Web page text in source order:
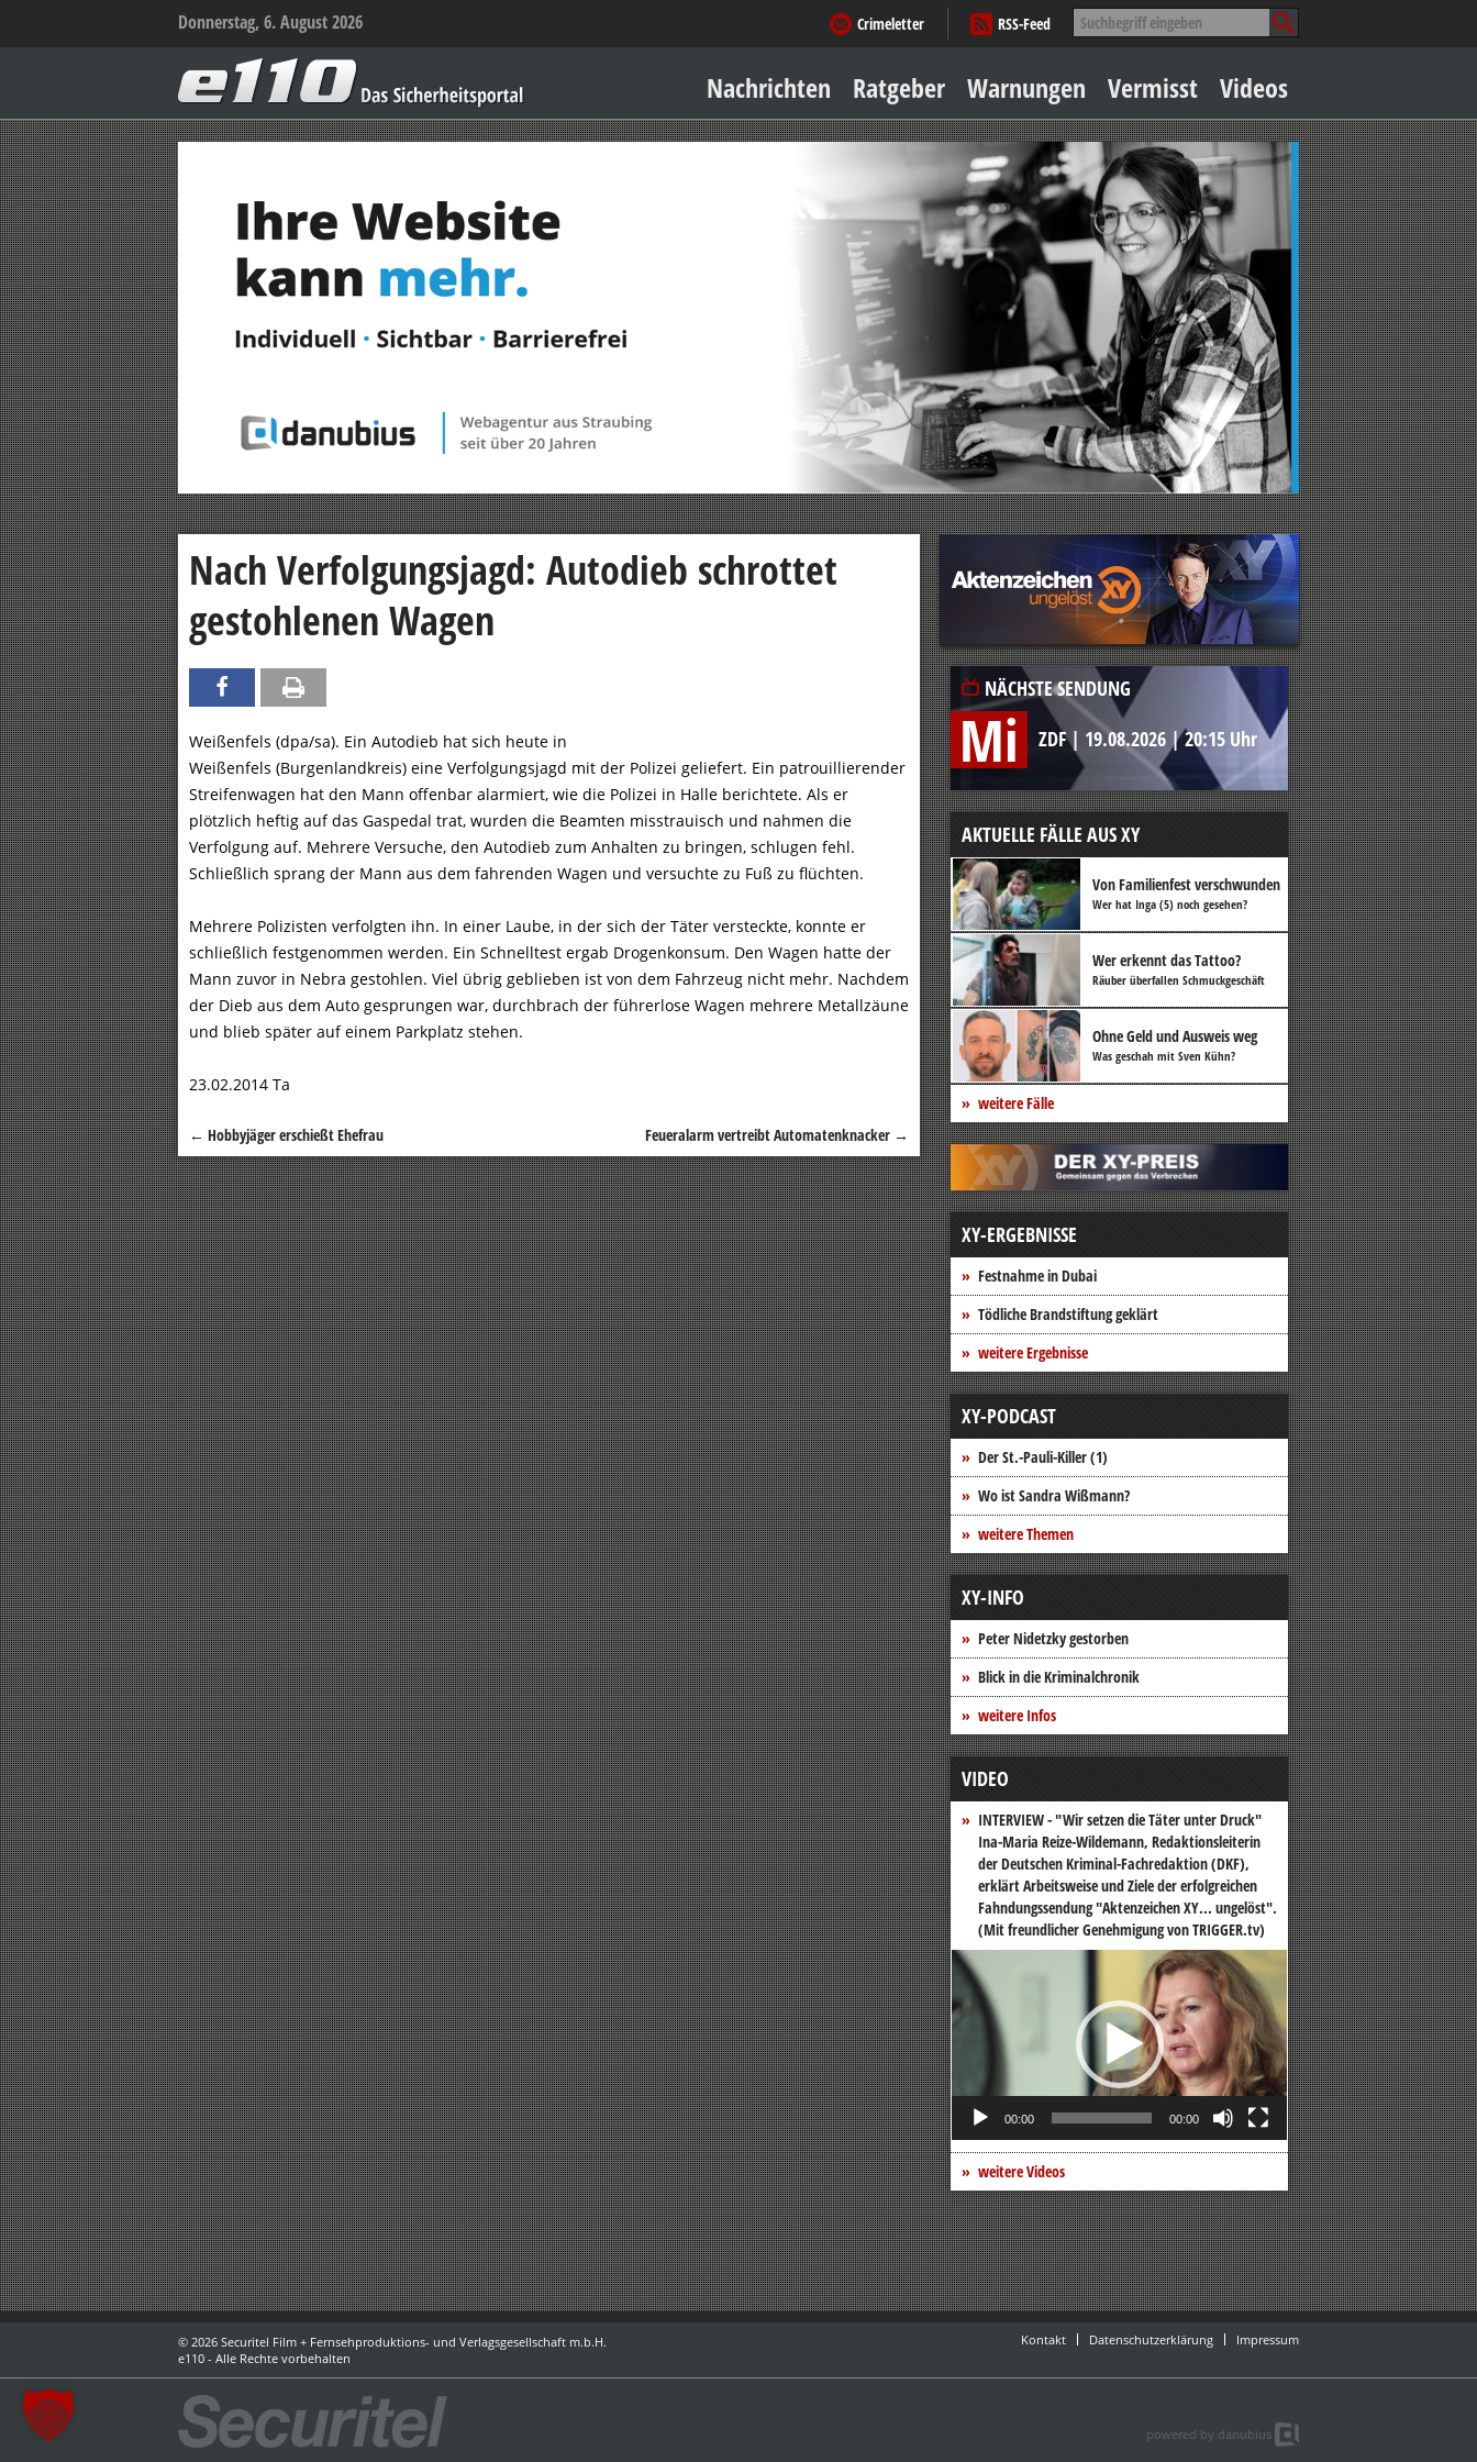
Donnerstag, 6. August 2026 Suche
nach:
Crimeletter
RSS-Feed
–
Das
Sicherheitsportal
Inhalt
springen
Nachrichten Ratgeber
Sicher zu Hause
Geld & Einkauf
Amore & mehr
Mobiles Leben
Arbeitsleben
Warnungen Vermisst Videos
Nach Verfolgungsjagd: Autodieb schrottet
gestohlenen Wagen
Weißenfels (dpa/sa). Ein Autodieb hat sich heute in
Weißenfels (Burgenlandkreis) eine Verfolgungsjagd mit der Polizei geliefert. Ein patrouillierender
Streifenwagen hat den Mann offenbar alarmiert, wie die Polizei in Halle berichtete. Als er
plötzlich heftig auf das Gaspedal trat, wurden die Beamten misstrauisch und nahmen die
Verfolgung auf. Mehrere Versuche, den Autodieb zum Anhalten zu bringen, schlugen fehl.
Schließlich sprang der Mann aus dem fahrenden Wagen und versuchte zu Fuß zu flüchten.
Mehrere Polizisten verfolgten ihn. In einer Laube, in der sich der Täter versteckte, konnte er
schließlich festgenommen werden. Ein Schnelltest ergab Drogenkonsum. Den Wagen hatte der
Mann zuvor in Nebra gestohlen. Viel übrig geblieben ist von dem Fahrzeug nicht mehr. Nachdem
der Dieb aus dem Auto gesprungen war, durchbrach der führerlose Wagen mehrere Metallzäune
und blieb später auf einem Parkplatz stehen.
23.02.2014 Ta
Beitragsnavigation
← Hobbyjäger erschießt Ehefrau Feueralarm vertreibt Automatenknacker →
NÄCHSTE SENDUNG
Mi ZDF| 19.08.2026 |20:15 Uhr
AKTUELLE FÄLLE AUS XY
Von Familienfest verschwunden
Wer hat Inga (5) noch gesehen?
Wer erkennt das Tattoo?
Räuber überfallen Schmuckgeschäft
Ohne Geld und Ausweis weg
Was geschah mit Sven Kühn?
weitere Fälle
XY-ERGEBNISSE
Festnahme in Dubai
Tödliche Brandstiftung geklärt
weitere Ergebnisse
XY-PODCAST
Der St.-Pauli-Killer (1)
Wo ist Sandra Wißmann?
weitere Themen
XY-INFO
Peter Nidetzky gestorben
Blick in die Kriminalchronik
weitere Infos
VIDEO
INTERVIEW - "Wir setzen die Täter unter Druck"
Ina-Maria Reize-Wildemann, Redaktionsleiterin
der Deutschen Kriminal-Fachredaktion (DKF),
erklärt Arbeitsweise und Ziele der erfolgreichen
Fahndungssendung "Aktenzeichen XY... ungelöst".
(Mit freundlicher Genehmigung von TRIGGER.tv)
Video-
Player
00:00 00:00
weitere Videos
© 2026 Securitel Film + Fernsehproduktions- und Verlagsgesellschaft m.b.H.
e110 - Alle Rechte vorbehalten
Kontakt Datenschutzerklärung Impressum
powered by danubius